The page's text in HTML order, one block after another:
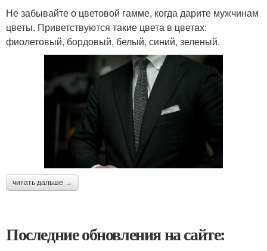
Не забывайте о цветовой гамме, когда дарите мужчинам
цветы. Приветствуются такие цвета в цветах:
фиолетовый, бордовый, белый, синий, зеленый.
читать дальше →
Последние обновления на сайте: